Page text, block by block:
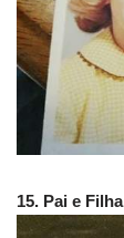
15. Pai e Filha